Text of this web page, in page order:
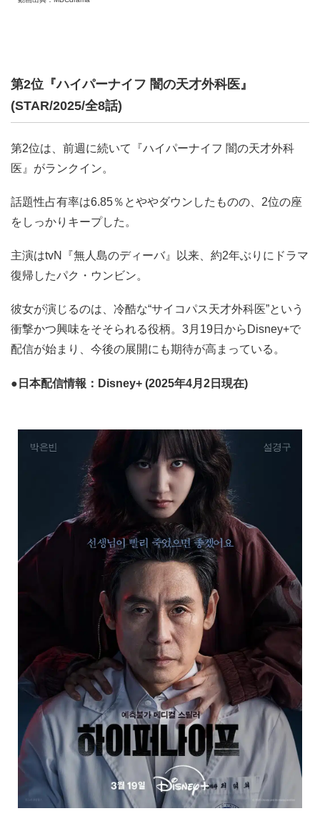
第2位『ハイパーナイフ 闇の天才外科医』
(STAR/2025/全8話)
第2位は、前週に続いて『ハイパーナイフ 闇の天才外科
医』がランクイン。
話題性占有率は6.85％とややダウンしたものの、2位の座
をしっかりキープした。
主演はtvN『無人島のディーバ』以来、約2年ぶりにドラマ
復帰したパク・ウンビン。
彼女が演じるのは、冷酷な“サイコパス天才外科医”という
衝撃かつ興味をそそられる役柄。3月19日からDisney+で
配信が始まり、今後の展開にも期待が高まっている。
●日本配信情報：Disney+ (2025年4月2日現在)